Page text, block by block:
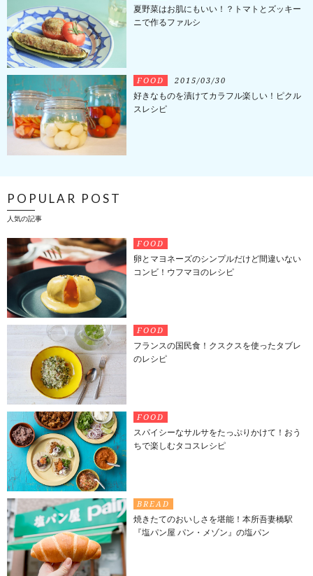
夏野菜はお肌にもいい！？トマトとズッキー
ニで作るファルシ
FOOD 2015/03/30
好きなものを漬けてカラフル楽しい！ピクル
スレシピ
POPULAR POST
人気の記事
FOOD
卵とマヨネーズのシンプルだけど間違いない
コンビ！ウフマヨのレシピ
FOOD
フランスの国民食！クスクスを使ったタブレ
のレシピ
FOOD
スパイシーなサルサをたっぷりかけて！おう
ちで楽しむタコスレシピ
BREAD
焼きたてのおいしさを堪能！本所吾妻橋駅
『塩パン屋 パン・メゾン』の塩パン